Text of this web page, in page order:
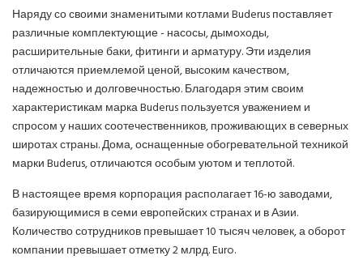
Наряду со своими знаменитыми котлами Buderus поставляет
различные комплектующие - насосы, дымоходы,
расширительные баки, фитинги и арматуру. Эти изделия
отличаются приемлемой ценой, высоким качеством,
надежностью и долговечностью. Благодаря этим своим
характеристикам марка Buderus пользуется уважением и
спросом у наших соотечественников, проживающих в северных
широтах страны. Дома, оснащенные обогревательной техникой
марки Buderus, отличаются особым уютом и теплотой.
В настоящее время корпорация располагает 16-ю заводами,
базирующимися в семи европейских странах и в Азии.
Количество сотрудников превышает 10 тысяч человек, а оборот
компании превышает отметку 2 млрд. Euro.